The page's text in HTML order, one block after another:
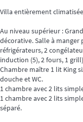
Villa entièrement
Au niveau supérieur :
décorative. Salle à manger
réfrigérateurs, 2
induction (5), 2 fours, 1
Chambre maître 1 lit King
douche et WC.
1 chambre avec 2 lits
1 chambre avec 2 lits
séparé.